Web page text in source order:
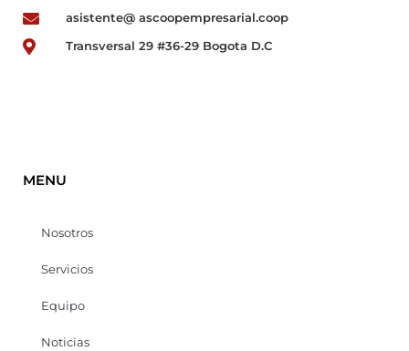
asistente@ ascoopempresarial.coop
Transversal 29 #36-29 Bogota D.C
MENU
Nosotros
Servicios
Equipo
Noticias